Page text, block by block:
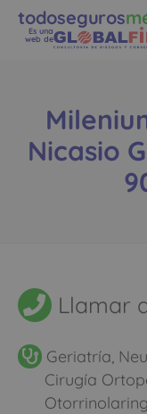
todoseguros
Es una
web de
Nicasio
Llamar
Geriatría,
Cirugía